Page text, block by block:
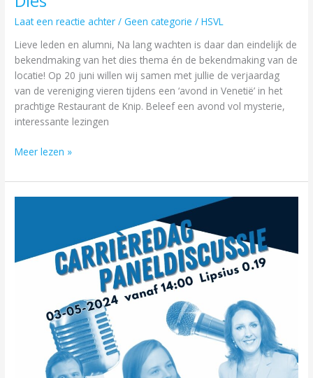
Laat een reactie achter /Geen categorie /HSVL
Lieve leden en alumni, Na lang wachten is daar dan eindelijk de
bekendmaking van het dies thema én de bekendmaking van de
locatie! Op 20 juni willen wij samen met jullie de verjaardag
van de vereniging vieren tijdens een ‘avond in Venetië’ in het
prachtige Restaurant de Knip. Beleef een avond vol mysterie,
interessante lezingen
Meer lezen »